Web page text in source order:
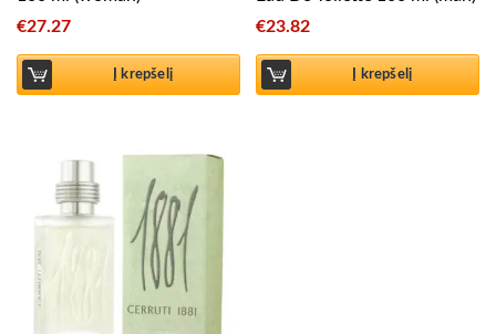
€27.27
Į krepšelį
€23.82
Į krepšelį